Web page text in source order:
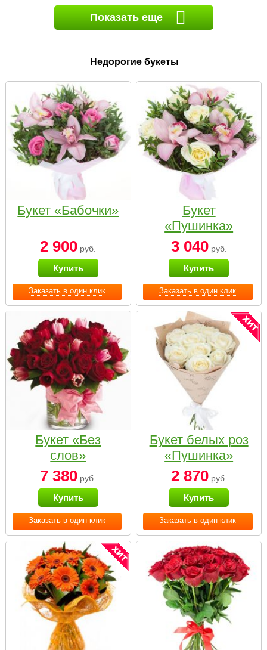
Показать еще
Недорогие букеты
Заказать в один клик
Букет «Бабочки»
2 900 руб.
Купить
Заказать в один клик
Букет
«Пушинка»
3 040руб.
Купить
Заказать в один клик
Букет «Без
слов»
7 380 руб.
Купить
Заказать в один клик
Букет белых роз
«Пушинка»
2 870руб.
Купить